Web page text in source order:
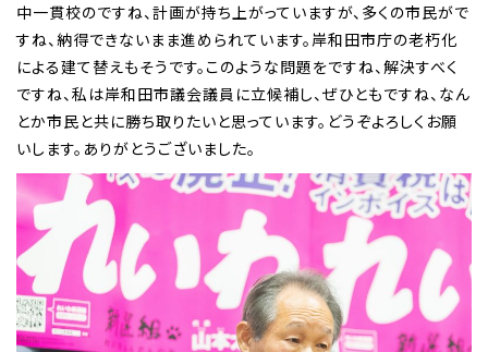
中一貫校のですね、計画が持ち上がっていますが、多くの市民がで
すね、納得できないまま進められています。岸和田市庁の老朽化
による建て替えもそうです。このような問題をですね、解決すべく
ですね、私は岸和田市議会議員に立候補し、ぜひともですね、なん
とか市民と共に勝ち取りたいと思っています。どうぞよろしくお願
いします。ありがとうございました。